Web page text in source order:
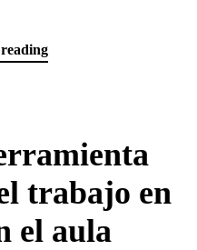
trabajo en
el aula